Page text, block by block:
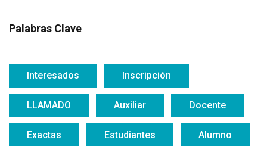
Palabras Clave
Interesados Inscripción
LLAMADO Auxiliar Docente
Exactas Estudiantes Alumno